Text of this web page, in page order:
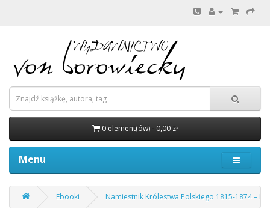
0 element(ów) - 0,00 zł
Menu
Ebooki Namiestnik Królestwa Polskiego 1815-1874 –